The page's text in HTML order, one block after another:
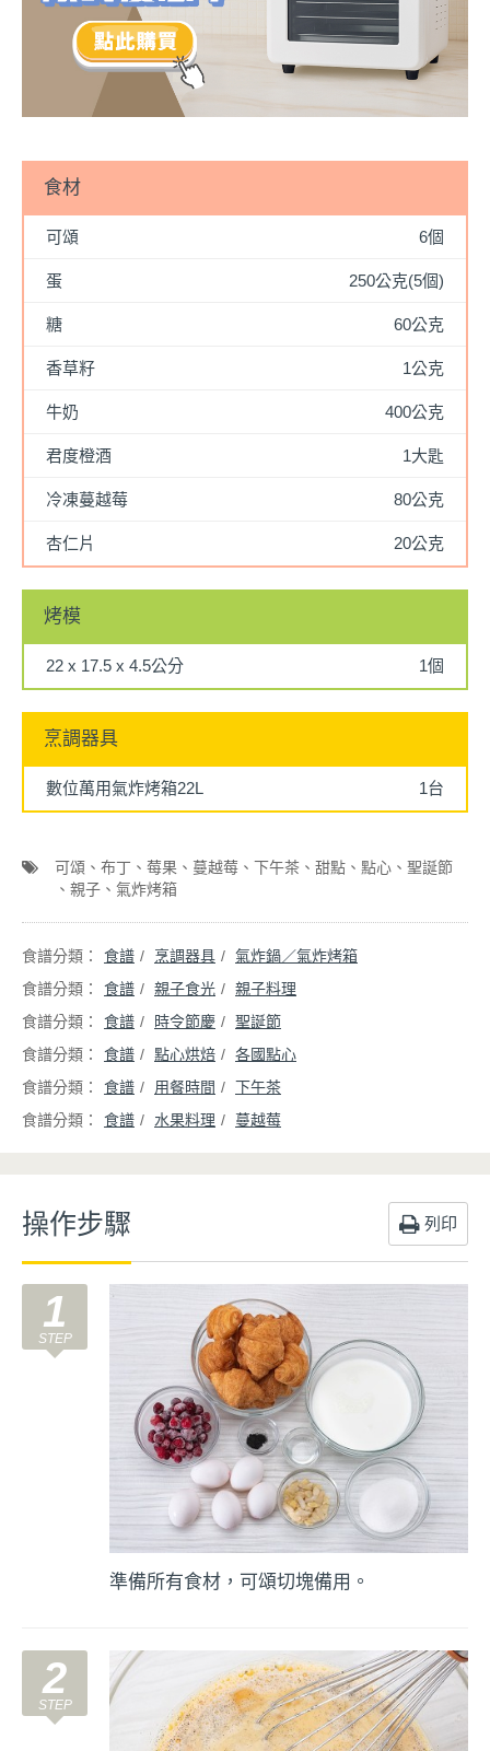
食材
可頌 6個
蛋 250公克(5個)
糖 60公克
香草籽 1公克
牛奶 400公克
君度橙酒 1大匙
冷凍蔓越莓 80公克
杏仁片 20公克
烤模
22 x 17.5 x 4.5公分 1個
烹調器具
數位萬用氣炸烤箱22L 1台
可頌 布丁 莓果 蔓越莓 下午茶 甜點 點心
聖誕節
親子
氣炸烤箱
食譜 烹調器具
氣炸鍋／氣炸烤箱
食譜
親子食光
親子料理
食譜
時令節慶
聖誕節
食譜
點心烘焙
各國點心
食譜
用餐時間
下午茶
食譜
水果料理 蔓越莓
操作步驟 列印
1
準備所有食材，可頌切塊備用。
2